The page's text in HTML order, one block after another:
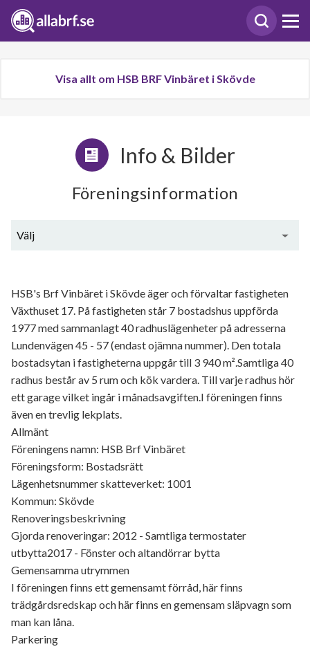
Visa allt om HSB BRF Vinbäret i Skövde
Info & Bilder
Föreningsinformation
Välj
HSB's Brf Vinbäret i Skövde äger och förvaltar fastigheten
Växthuset 17. På fastigheten står 7 bostadshus uppförda
1977 med sammanlagt 40 radhuslägenheter på adresserna
Lundenvägen 45 - 57 (endast ojämna nummer). Den totala
bostadsytan i fastigheterna uppgår till 3 940 m².Samtliga 40
radhus består av 5 rum och kök vardera. Till varje radhus hör
ett garage vilket ingår i månadsavgiften.I föreningen finns
även en trevlig lekplats.
Allmänt
Föreningens namn: HSB Brf Vinbäret
Föreningsform: Bostadsrätt
Lägenhetsnummer skatteverket: 1001
Kommun: Skövde
Renoveringsbeskrivning
Gjorda renoveringar: 2012 - Samtliga termostater
utbytta2017 - Fönster och altandörrar bytta
Gemensamma utrymmen
I föreningen finns ett gemensamt förråd, här finns
trädgårdsredskap och här finns en gemensam släpvagn som
man kan låna.
Parkering